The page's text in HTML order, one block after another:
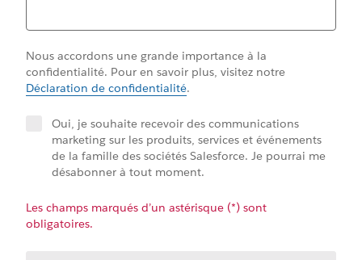
Nous accordons une grande importance à la
confidentialité. Pour en savoir plus, visitez notre
Déclaration de confidentialité.
Oui, je souhaite recevoir des communications
marketing sur les produits, services et événements
de la famille des sociétés Salesforce. Je pourrai me
désabonner à tout moment.
Les champs marqués d’un astérisque (*) sont
obligatoires.